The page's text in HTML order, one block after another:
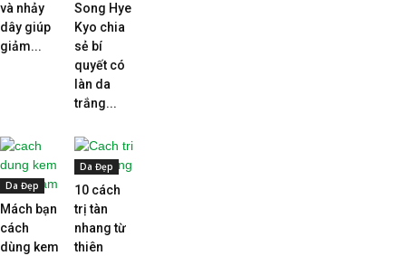
và nhảy
dây giúp
giảm...
Song Hye
Kyo chia
sẻ bí
quyết có
làn da
trắng...
Da Đẹp
Mách bạn
cách
dùng kem
Da Đẹp
10 cách
trị tàn
nhang từ
thiên